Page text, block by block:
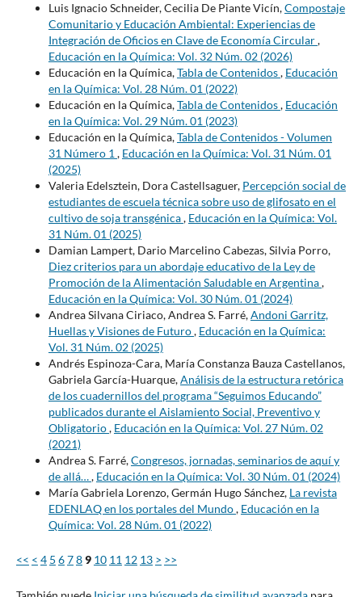
Luis Ignacio Schneider, Cecilia De Piante Vicín,Compostaje
Comunitario y Educación Ambiental: Experiencias de
Integración de Oficios en Clave de Economía Circular,
Educación en la Química: Vol. 32 Núm. 02 (2026)
Educación en la Química,Tabla de Contenidos, Educación
en la Química: Vol. 28 Núm. 01 (2022)
Educación en la Química,Tabla de Contenidos, Educación
en la Química: Vol. 29 Núm. 01 (2023)
Educación en la Química,Tabla de Contenidos - Volumen
31 Número 1, Educación en la Química: Vol. 31 Núm. 01
(2025)
Valeria Edelsztein, Dora Castellsaguer, Percepción social de
estudiantes de escuela técnica sobre uso de glifosato en el
cultivo de soja transgénica, Educación en la Química: Vol.
31 Núm. 01 (2025)
Damian Lampert, Dario Marcelino Cabezas, Silvia Porro,
Diez criterios para un abordaje educativo de la Ley de
Promoción de la Alimentación Saludable en Argentina,
Educación en la Química: Vol. 30 Núm. 01 (2024)
Andrea Silvana Ciriaco, Andrea S. Farré,Andoni Garritz,
Huellas y Visiones de Futuro, Educación en la Química:
Vol. 31 Núm. 02 (2025)
Andrés Espinoza-Cara, María Constanza Bauza Castellanos,
Gabriela García-Huarque,Análisis de la estructura retórica
de los cuadernillos del programa “Seguimos Educando”
publicados durante el Aislamiento Social, Preventivo y
Obligatorio, Educación en la Química: Vol. 27 Núm. 02
(2021)
Andrea S. Farré,Congresos, jornadas, seminarios de aquí y
de allá…, Educación en la Química: Vol. 30 Núm. 01 (2024)
María Gabriela Lorenzo, Germán Hugo Sánchez, La revista
EDENLAQ en los portales del Mundo, Educación en la
Química: Vol. 28 Núm. 01 (2022)
<< < 4 5 6789 10 11 12 13 > >>